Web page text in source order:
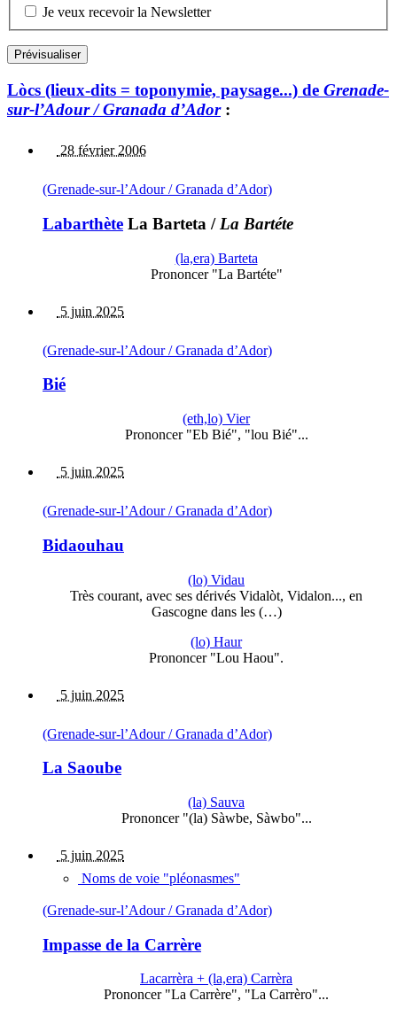
Je veux recevoir la Newsletter
Lòcs (lieux-dits = toponymie, paysage...) de Grenade-
sur-l’Adour / Granada d’Ador:
28 février 2006
(Grenade-sur-l’Adour / Granada d’Ador)
Labarthète La Barteta / La Bartéte
(la,era) Barteta
Prononcer "La Bartéte"
5 juin 2025
(Grenade-sur-l’Adour / Granada d’Ador)
Bié
(eth,lo) Vier
Prononcer "Eb Bié", "lou Bié"...
5 juin 2025
(Grenade-sur-l’Adour / Granada d’Ador)
Bidaouhau
(lo) Vidau
Très courant, avec ses dérivés Vidalòt, Vidalon..., en
Gascogne dans les (…)
(lo) Haur
Prononcer "Lou Haou".
5 juin 2025
(Grenade-sur-l’Adour / Granada d’Ador)
La Saoube
(la) Sauva
Prononcer "(la) Sàwbe, Sàwbo"...
5 juin 2025
Noms de voie "pléonasmes"
(Grenade-sur-l’Adour / Granada d’Ador)
Impasse de la Carrère
Lacarrèra + (la,era) Carrèra
Prononcer "La Carrère", "La Carrèro"...